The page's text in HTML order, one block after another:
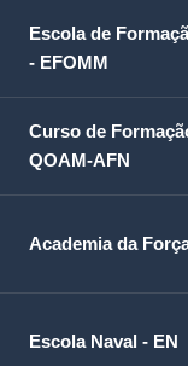
Escola de
- EFOMM
Curso de
QOAM-AFN
Academia da
Escola Naval - EN